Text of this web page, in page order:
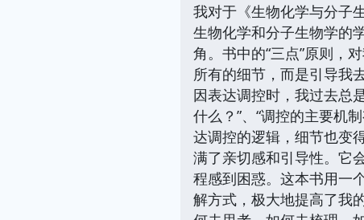
我对于《生物化学与分子
生物化学和分子生物学的
角。书中的“三点”原则，
所有的细节，而是引导我
因表达调控时，我过去总
什么？”、“调控的主要机
达调控的逻辑，细节也变
满了亲切感和引导性。它
程感到困惑。这本书用一
解方式，极大地提高了我